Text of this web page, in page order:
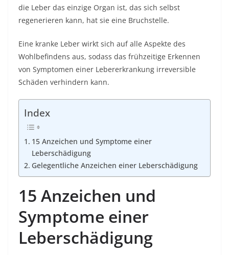
die Leber das einzige Organ ist, das sich selbst
regenerieren kann, hat sie eine Bruchstelle.
Eine kranke Leber wirkt sich auf alle Aspekte des
Wohlbefindens aus, sodass das frühzeitige Erkennen
von Symptomen einer Lebererkrankung irreversible
Schäden verhindern kann.
Index
15 Anzeichen und Symptome einer
Leberschädigung
Gelegentliche Anzeichen einer Leberschädigung
15 Anzeichen und
Symptome einer
Leberschädigung